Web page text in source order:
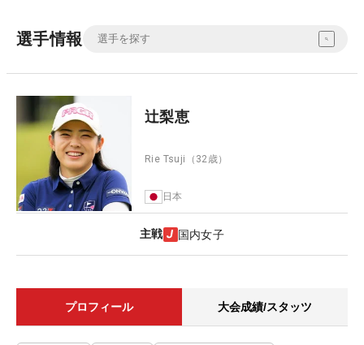
選手情報
辻梨恵
Rie Tsuji （32歳）
日本
主戦 国内女子
プロフィール 大会成績/スタッツ